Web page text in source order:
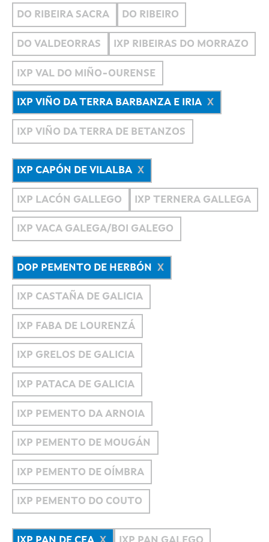
DO RIBEIRA SACRA DO RIBEIRO
DO VALDEORRAS IXP RIBEIRAS DO MORRAZO
IXP VAL DO MIÑO-OURENSE
IXP VIÑO DA TERRA BARBANZA E IRIA
IXP VIÑO DA TERRA DE BETANZOS
IXP CAPÓN DE VILALBA
IXP LACÓN GALLEGO IXP TERNERA GALLEGA
IXP VACA GALEGA/BOI GALEGO
DOP PEMENTO DE HERBÓN
IXP CASTAÑA DE GALICIA
IXP FABA DE LOURENZÁ
IXP GRELOS DE GALICIA
IXP PATACA DE GALICIA
IXP PEMENTO DA ARNOIA
IXP PEMENTO DE MOUGÁN
IXP PEMENTO DE OÍMBRA
IXP PEMENTO DO COUTO